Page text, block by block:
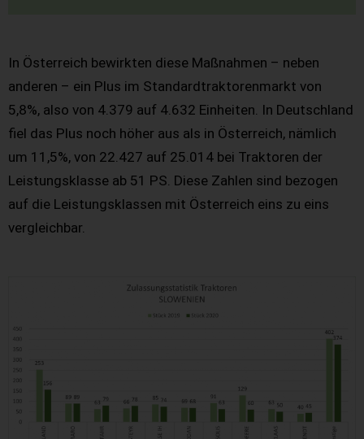
In Österreich bewirkten diese Maßnahmen – neben
anderen – ein Plus im Standardtraktorenmarkt von
5,8%, also von 4.379 auf 4.632 Einheiten. In Deutschland
fiel das Plus noch höher aus als in Österreich, nämlich
um 11,5%, von 22.427 auf 25.014 bei Traktoren der
Leistungsklasse ab 51 PS. Diese Zahlen sind bezogen
auf die Leistungsklassen mit Österreich eins zu eins
vergleichbar.